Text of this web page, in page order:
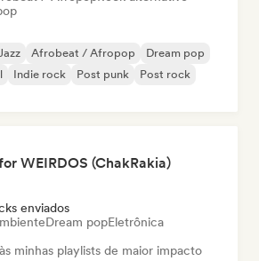
Afrobeat / Afropop
Dream pop
Indie rock Post punk
Post rock
WEIRDOS (ChakRakia)
enviados
Dream popEletrônica
minhas playlists de maior impacto